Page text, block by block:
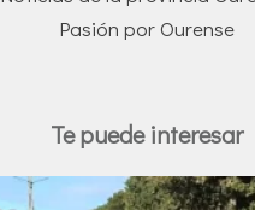
Pasión por Ourense
Te puede interesar